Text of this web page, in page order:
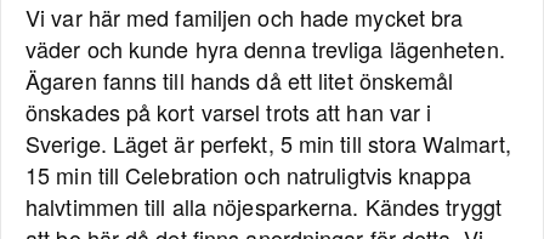
Vi var här med familjen och hade mycket bra
väder och kunde hyra denna trevliga lägenheten.
Ägaren fanns till hands då ett litet önskemål
önskades på kort varsel trots att han var i
Sverige. Läget är perfekt, 5 min till stora Walmart,
15 min till Celebration och natruligtvis knappa
halvtimmen till alla nöjesparkerna. Kändes tryggt